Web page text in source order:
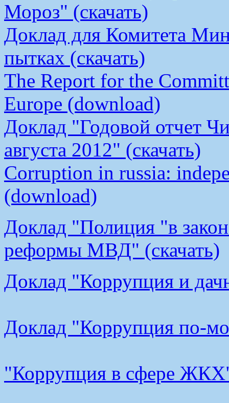
Мороз" (скачать)
Доклад для Комитета
пытках (скачать)
The Report for the
Europe (download)
Доклад "Годовой отчет
августа 2012" (скачать)
Corruption in russia:
(download)
Доклад "Полиция "в
реформы МВД" (скачать)
Доклад "Коррупция и
Доклад "Коррупция по-
"Коррупция в сфере ЖКХ"